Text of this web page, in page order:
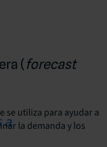
(forecast
se utiliza para ayudar a
la demanda y los